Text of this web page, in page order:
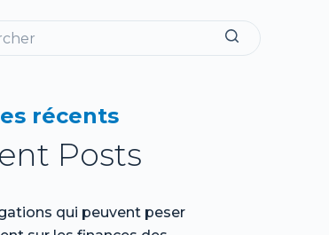
récents
Posts
qui peuvent peser